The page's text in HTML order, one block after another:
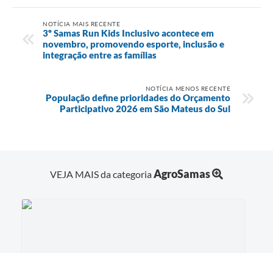
NOTÍCIA MAIS RECENTE
3º Samas Run Kids Inclusivo acontece em
novembro, promovendo esporte, inclusão e
integração entre as famílias
NOTÍCIA MENOS RECENTE
População define prioridades do Orçamento
Participativo 2026 em São Mateus do Sul
VEJA MAIS da categoriaAgroSamas